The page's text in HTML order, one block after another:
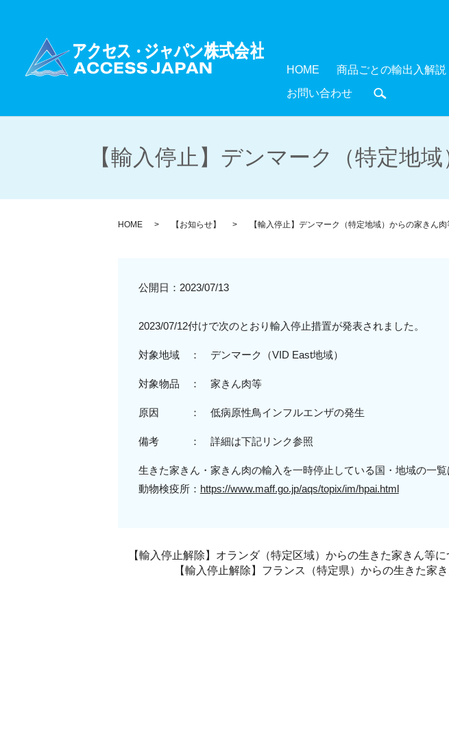
HOME 商品ごとの輸出入解説
お問い合わせ
【輸入停止】デンマーク（特定地
HOME 【お知らせ】 【輸入停止】デンマーク（特定地域）からの家きん
公開日： 2023/07/13
2023/07/12付けで次のとおり輸入停止措置が発表されました。
対象地域 ： デンマーク（VID East地域）
対象物品 ： 家きん肉等
原因 ： 低病原性鳥インフルエンザの発生
備考 ： 詳細は下記リンク参照
生きた家きん・家きん肉の輸入を一時停止している国・地域の一覧
動物検疫所： https://www.maff.go.jp/aqs/topix/im/hpai.html
【輸入停止解除】オランダ（特定区域）からの生きた家きん等
【輸入停止解除】フランス（特定県）からの生きた家